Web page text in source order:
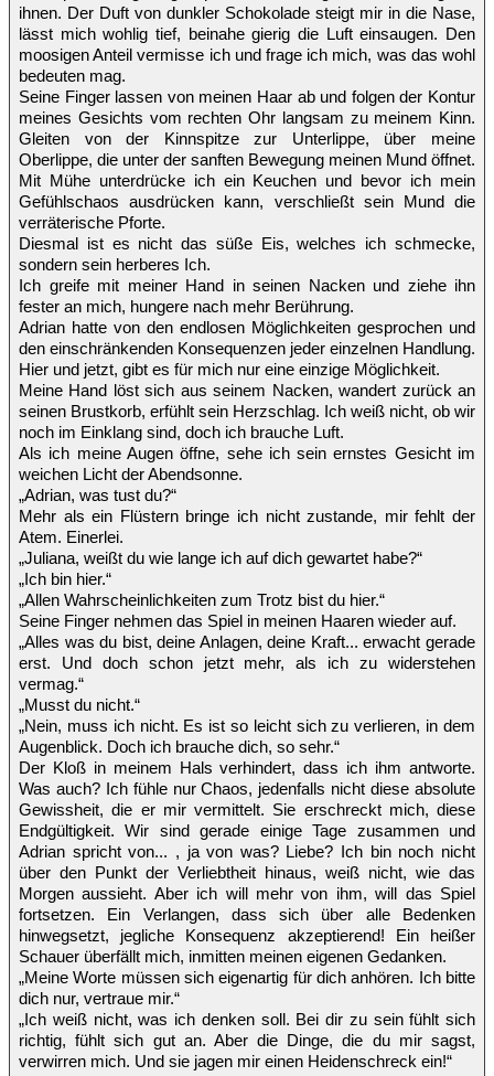
ihnen. Der Duft von dunkler Schokolade steigt mir in die Nase,
lässt mich wohlig tief, beinahe gierig die Luft einsaugen. Den
moosigen Anteil vermisse ich und frage ich mich, was das wohl
bedeuten mag.
Seine Finger lassen von meinen Haar ab und folgen der Kontur
meines Gesichts vom rechten Ohr langsam zu meinem Kinn.
Gleiten von der Kinnspitze zur Unterlippe, über meine
Oberlippe, die unter der sanften Bewegung meinen Mund öffnet.
Mit Mühe unterdrücke ich ein Keuchen und bevor ich mein
Gefühlschaos ausdrücken kann, verschließt sein Mund die
verräterische Pforte.
Diesmal ist es nicht das süße Eis, welches ich schmecke,
sondern sein herberes Ich.
Ich greife mit meiner Hand in seinen Nacken und ziehe ihn
fester an mich, hungere nach mehr Berührung.
Adrian hatte von den endlosen Möglichkeiten gesprochen und
den einschränkenden Konsequenzen jeder einzelnen Handlung.
Hier und jetzt, gibt es für mich nur eine einzige Möglichkeit.
Meine Hand löst sich aus seinem Nacken, wandert zurück an
seinen Brustkorb, erfühlt sein Herzschlag. Ich weiß nicht, ob wir
noch im Einklang sind, doch ich brauche Luft.
Als ich meine Augen öffne, sehe ich sein ernstes Gesicht im
weichen Licht der Abendsonne.
„Adrian, was tust du?“
Mehr als ein Flüstern bringe ich nicht zustande, mir fehlt der
Atem. Einerlei.
„Juliana, weißt du wie lange ich auf dich gewartet habe?“
„Ich bin hier.“
„Allen Wahrscheinlichkeiten zum Trotz bist du hier.“
Seine Finger nehmen das Spiel in meinen Haaren wieder auf.
„Alles was du bist, deine Anlagen, deine Kraft... erwacht gerade
erst. Und doch schon jetzt mehr, als ich zu widerstehen
vermag.“
„Musst du nicht.“
„Nein, muss ich nicht. Es ist so leicht sich zu verlieren, in dem
Augenblick. Doch ich brauche dich, so sehr.“
Der Kloß in meinem Hals verhindert, dass ich ihm antworte.
Was auch? Ich fühle nur Chaos, jedenfalls nicht diese absolute
Gewissheit, die er mir vermittelt. Sie erschreckt mich, diese
Endgültigkeit. Wir sind gerade einige Tage zusammen und
Adrian spricht von... , ja von was? Liebe? Ich bin noch nicht
über den Punkt der Verliebtheit hinaus, weiß nicht, wie das
Morgen aussieht. Aber ich will mehr von ihm, will das Spiel
fortsetzen. Ein Verlangen, dass sich über alle Bedenken
hinwegsetzt, jegliche Konsequenz akzeptierend! Ein heißer
Schauer überfällt mich, inmitten meinen eigenen Gedanken.
„Meine Worte müssen sich eigenartig für dich anhören. Ich bitte
dich nur, vertraue mir.“
„Ich weiß nicht, was ich denken soll. Bei dir zu sein fühlt sich
richtig, fühlt sich gut an. Aber die Dinge, die du mir sagst,
verwirren mich. Und sie jagen mir einen Heidenschreck ein!“